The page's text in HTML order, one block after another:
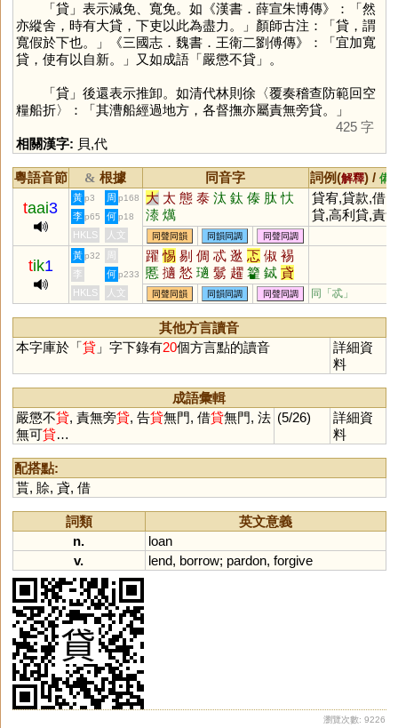
「貸」表示減免、寬免。如《漢書．薛宣朱博傳》：「然
亦縱舍，時有大貸，下吏以此為盡力。」顏師古注：「貸，謂
寬假於下也。」《三國志．魏書．王衛二劉傅傳》：「宜加寬
貸，使有以自新。」又如成語「嚴懲不貸」。
「貸」後還表示推卸。如清代林則徐〈覆奏稽查防範回空
糧船折〉：「其漕船經過地方，各督撫亦屬責無旁貸。」
425 字
相關漢字: 貝,代
粵語音節 & 根據 同音字 詞例(解釋) / 備
taai3
黃 p3 周 p168 大 太 態 泰 汰 鈦 傣 肽 忕
溙 燤
貸宥,貸款,借
貸,高利貸,責無
旁貸,嚴懲不貸
李 p65 何 p18
HKLS 人文 同聲同韻 同韻同調 同聲同調
tik1
黃 p32 周 躍 惕 剔 倜 忒 逖 忑 俶 裼
慝 擿 悐 瓋 鬄 趯 籊 鋱 貣
李 何 p233
HKLS 人文 同聲同韻 同韻同調 同聲同調 同「忒 」
其他方言讀音
本字庫於「貸」字下錄有20個方言點的讀音
詳細資
料
成語彙輯
嚴懲不貸, 責無旁貸, 告貸無門, 借貸無門, 法
無可貸…
(5/26)
詳細資
料
配搭點:
貰, 賒, 貣, 借
詞類
英文意義
n.
loan
v.
lend, borrow; pardon, forgive
瀏覽次數: 9226